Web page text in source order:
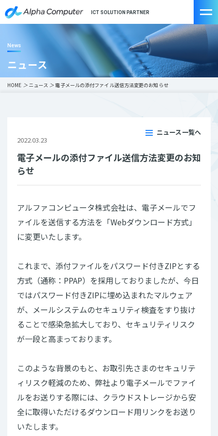
ICT SOLUTION PARTNER
News
ニュース
HOME ＞ ニュース ＞ 電子メールの添付ファイル送信方法変更のお知らせ
ニュース一覧へ
2022.03.23
電子メールの添付ファイル送信方法変更のお知
らせ
アルファコンピュータ株式会社は、電子メールでフ
ァイルを送信する方法を「Webダウンロード方式」
に変更いたします。
これまで、添付ファイルをパスワード付きZIPとする
方式（通称：PPAP）を採用しておりましたが、今日
ではパスワード付きZIPに埋め込まれたマルウェア
が、メールシステムのセキュリティ検査をすり抜け
ることで感染急拡大しており、セキュリティリスク
が一段と高まっております。
このような背景のもと、お取引先さまのセキュリテ
ィリスク軽減のため、弊社より電子メールでファイ
ルをお送りする際には、クラウドストレージから安
全に取得いただけるダウンロード用リンクをお送り
いたします。